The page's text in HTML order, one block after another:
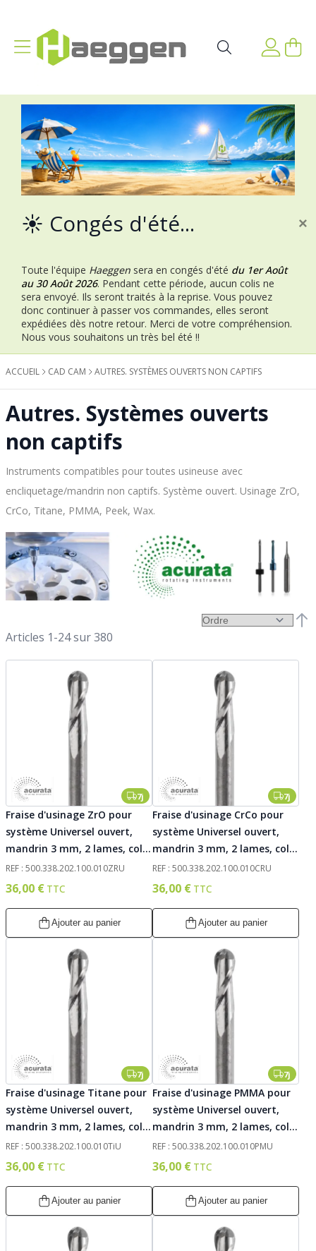
Affichage navigation Mon
☀️ Congés d'été...
Toute l'équipe Haeggen sera en congés d'été du 1er Août
au 30 Août 2026. Pendant cette période, aucun colis ne
sera envoyé. Ils seront traités à la reprise. Vous pouvez
donc continuer à passer vos commandes, elles seront
expédiées dès notre retour. Merci de votre compréhension.
Nous vous souhaitons un très bel été !!
×
ACCUEIL CAD CAM AUTRES. SYSTÈMES OUVERTS NON CAPTIFS
Autres. Systèmes ouverts
non captifs
Instruments compatibles pour toutes usineuse avec
encliquetage/mandrin non captifs. Système ouvert. Usinage ZrO,
CrCo, Titane, PMMA, Peek, Wax.
Articles 1-24sur380
7j
Fraise d'usinage ZrO pour
système Universel ouvert,
mandrin 3 mm, 2 lames, col
court, 010. Acurata
REF : 500.338.202.100.010ZRU
36,00 €
Ajouter au panier
7j
Fraise d'usinage CrCo pour
système Universel ouvert,
mandrin 3 mm, 2 lames, col
court, 010. Acurata
REF : 500.338.202.100.010CRU
36,00 €
Ajouter au panier
7j
Fraise d'usinage Titane pour
système Universel ouvert,
mandrin 3 mm, 2 lames, col
court, 010. Acurata
REF : 500.338.202.100.010TiU
36,00 €
Ajouter au panier
7j
Fraise d'usinage PMMA pour
système Universel ouvert,
mandrin 3 mm, 2 lames, col
court, 010. Acurata
REF : 500.338.202.100.010PMU
36,00 €
Ajouter au panier